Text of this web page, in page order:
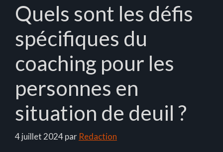
Quels sont les défis
spécifiques du
coaching pour les
personnes en
situation de deuil ?
4 juillet 2024par Redaction